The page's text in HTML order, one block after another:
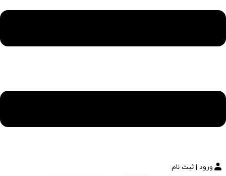
ورود | ثبت نام